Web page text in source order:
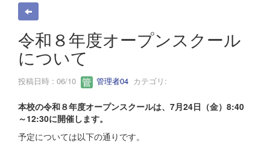
令和８年度オープンスクール
について
投稿日時 : 06/10 管理者04 カテゴリ:
本校の令和８年度オープンスクールは、7月24日（金）8:40
～12:30に開催します。
予定については以下の通りです。